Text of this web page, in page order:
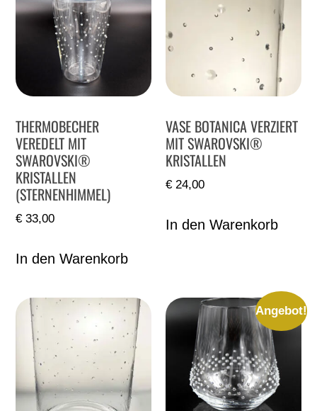
THERMOBECHER
VEREDELT MIT
SWAROVSKI®
KRISTALLEN
(STERNENHIMMEL)
€ 33,00
In den Warenkorb
VASE BOTANICA VERZIERT
MIT SWAROVSKI®
KRISTALLEN
€ 24,00
In den Warenkorb
Angebot!